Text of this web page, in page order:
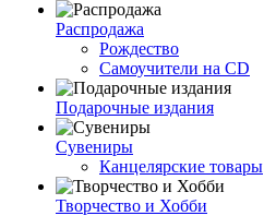
Распродажа
Рождество
Самоучители на CD
Подарочные издания
Сувениры
Канцелярские товары
Творчество и Хобби